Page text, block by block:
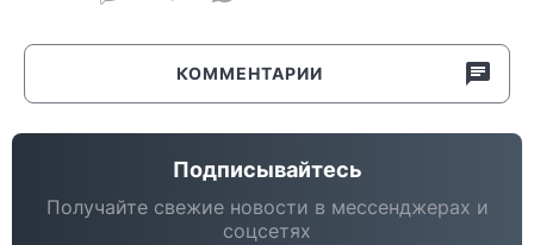
КОММЕНТАРИИ
Подписывайтесь
Получайте свежие новости в мессенджерах и
соцсетях